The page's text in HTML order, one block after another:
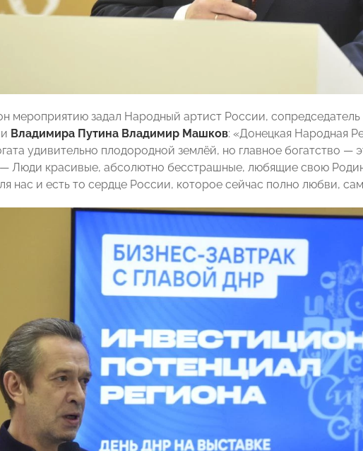
мероприятию задал Народный артист России,
Владимира Путина Владимир Машков: «Донецкая Народная
удивительно плодородной землёй, но главное богатство —
Люди красивые, абсолютно бесстрашные, любящие свою
нас и есть то сердце России, которое сейчас полно любви,